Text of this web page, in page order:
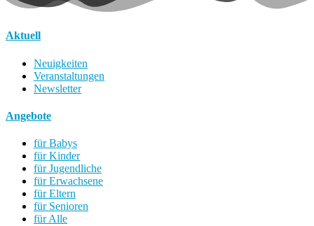
Aktuell
Neuigkeiten
Veranstaltungen
Newsletter
Angebote
für Babys
für Kinder
für Jugendliche
für Erwachsene
für Eltern
für Senioren
für Alle